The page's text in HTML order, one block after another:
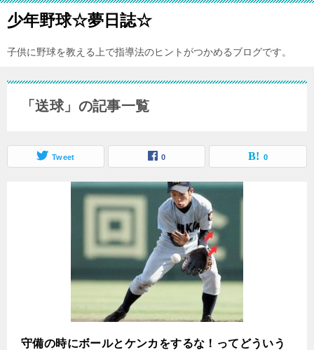
少年野球☆夢日誌☆
子供に野球を教える上で指導法のヒントがつかめるブログです。
「送球」の記事一覧
Tweet 0 0
守備の時にボールとケンカをするな！ってどういう